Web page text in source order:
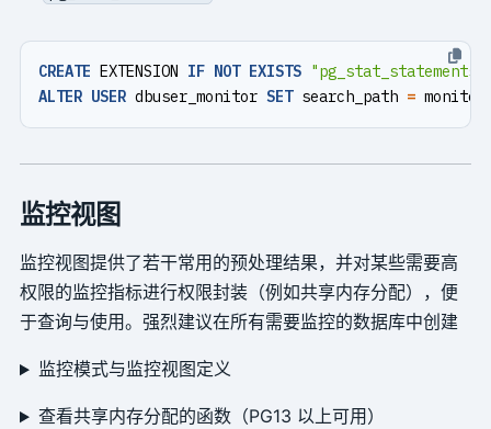
CREATE EXTENSION IF NOT EXISTS "pg_stat_statements"
ALTER USER dbuser_monitor SET search_path = monitor
监控视图
监控视图提供了若干常用的预处理结果，并对某些需要高
权限的监控指标进行权限封装（例如共享内存分配），便
于查询与使用。强烈建议在所有需要监控的数据库中创建
监控模式与监控视图定义
查看共享内存分配的函数（PG13 以上可用）